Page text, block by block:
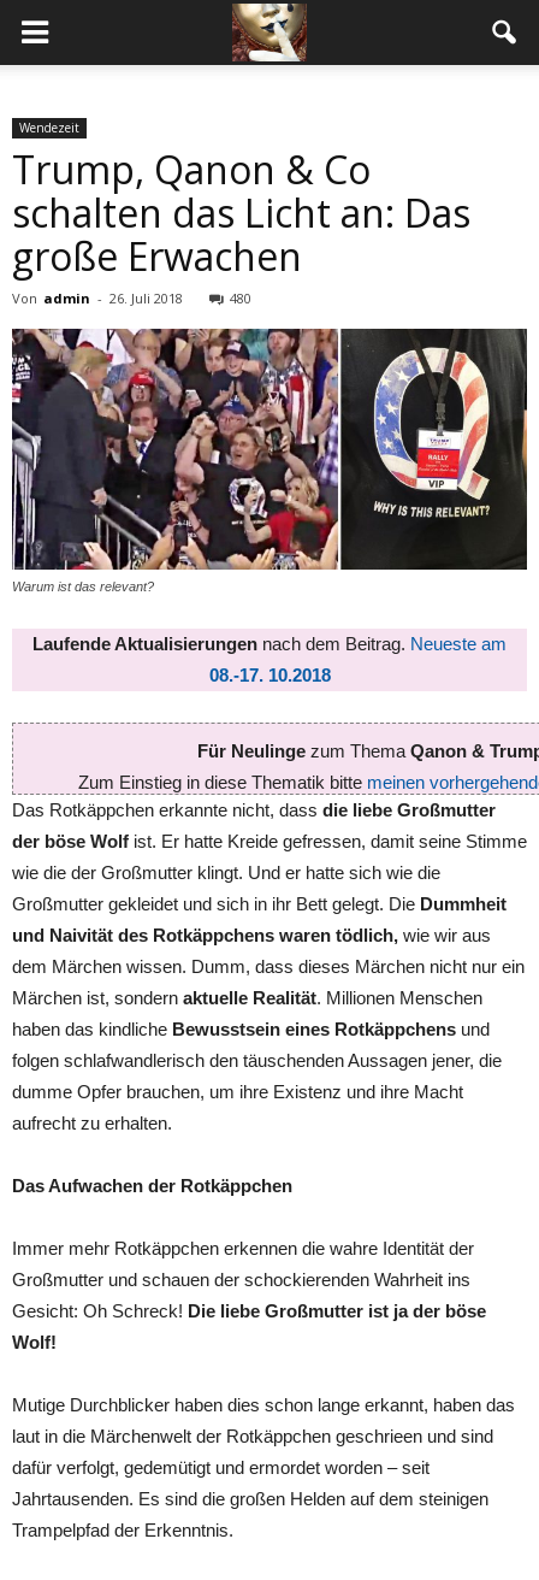
Wendezeit
Trump, Qanon & Co
schalten das Licht an: Das
große Erwachen
Von admin - 26. Juli 2018 480
Warum ist das relevant?
Laufende Aktualisierungen nach dem Beitrag. Neueste am
08.-17. 10.2018
Für Neulingezum Thema Qanon &
Zum Einstieg in diese Thematik bitte meinen
Das Rotkäppchen erkannte nicht, dass die liebe Großmutter
der böse Wolf ist. Er hatte Kreide gefressen, damit seine Stimme
wie die der Großmutter klingt. Und er hatte sich wie die
Großmutter gekleidet und sich in ihr Bett gelegt. Die Dummheit
und Naivität des Rotkäppchens waren tödlich, wie wir aus
dem Märchen wissen. Dumm, dass dieses Märchen nicht nur ein
Märchen ist, sondern aktuelle Realität. Millionen Menschen
haben das kindliche Bewusstsein eines Rotkäppchens und
folgen schlafwandlerisch den täuschenden Aussagen jener, die
dumme Opfer brauchen, um ihre Existenz und ihre Macht
aufrecht zu erhalten.
Das Aufwachen der Rotkäppchen
Immer mehr Rotkäppchen erkennen die wahre Identität der
Großmutter und schauen der schockierenden Wahrheit ins
Gesicht: Oh Schreck! Die liebe Großmutter ist ja der böse
Wolf!
Mutige Durchblicker haben dies schon lange erkannt, haben das
laut in die Märchenwelt der Rotkäppchen geschrieen und sind
dafür verfolgt, gedemütigt und ermordet worden – seit
Jahrtausenden. Es sind die großen Helden auf dem steinigen
Trampelpfad der Erkenntnis.